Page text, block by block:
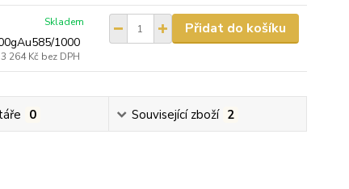
1000
3 264 Kč bez DPH
Skladem Přidat do košíku
0 Související zboží 2